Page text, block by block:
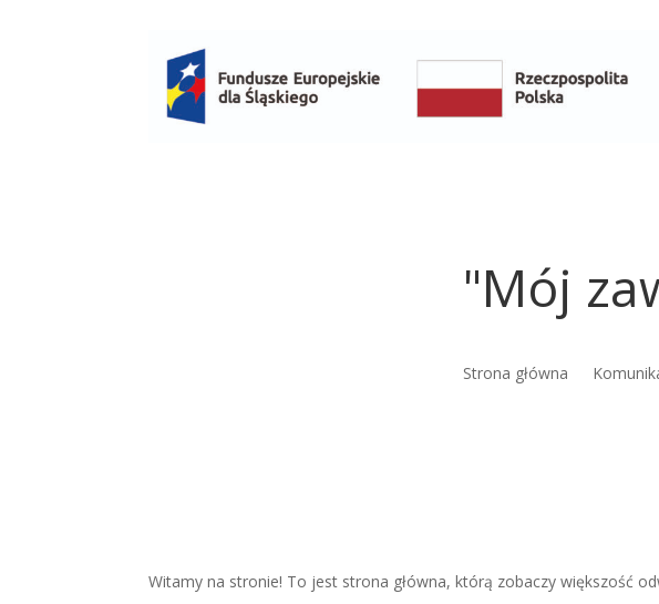
"Mój
Strona główna
Witamy na stronie! To jest strona główna, którą zobaczy większość